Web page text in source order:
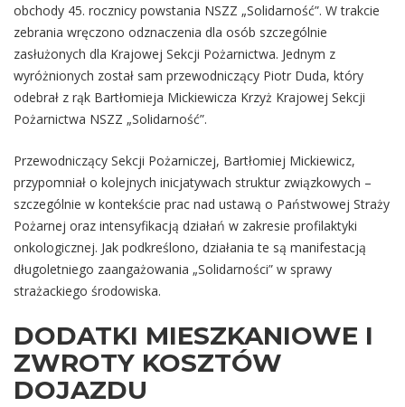
obchody 45. rocznicy powstania NSZZ „Solidarność”. W trakcie
zebrania wręczono odznaczenia dla osób szczególnie
zasłużonych dla Krajowej Sekcji Pożarnictwa. Jednym z
wyróżnionych został sam przewodniczący Piotr Duda, który
odebrał z rąk Bartłomieja Mickiewicza Krzyż Krajowej Sekcji
Pożarnictwa NSZZ „Solidarność”.
Przewodniczący Sekcji Pożarniczej, Bartłomiej Mickiewicz,
przypomniał o kolejnych inicjatywach struktur związkowych –
szczególnie w kontekście prac nad ustawą o Państwowej Straży
Pożarnej oraz intensyfikacją działań w zakresie profilaktyki
onkologicznej. Jak podkreślono, działania te są manifestacją
długoletniego zaangażowania „Solidarności” w sprawy
strażackiego środowiska.
DODATKI MIESZKANIOWE I
ZWROTY KOSZTÓW
DOJAZDU